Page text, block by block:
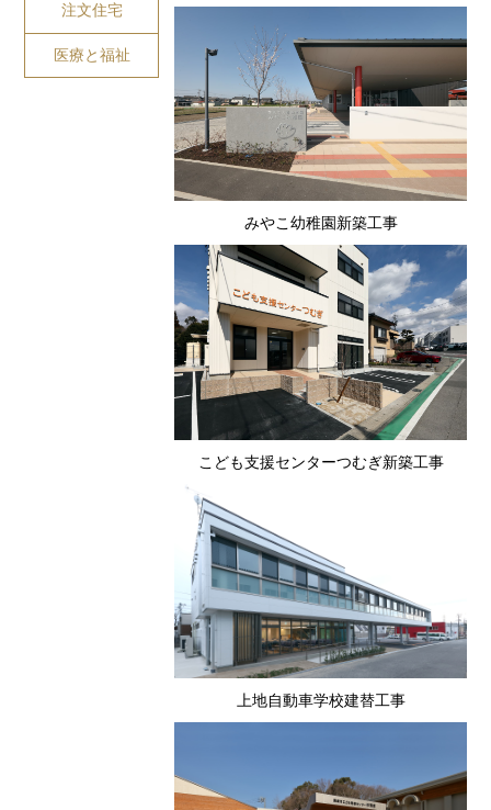
注文住宅
医療と福祉
みやこ幼稚園新築工事
こども支援センターつむぎ新築工事
上地自動車学校建替工事